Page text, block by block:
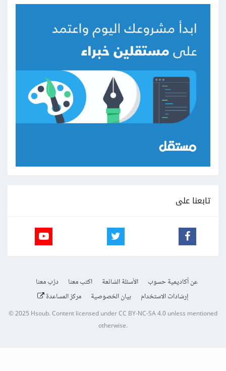
تابعنا على
عن أكاديمية حسوب الأسئلة الشائعة اكتب معنا
درّب معنا
إرشادات الاستخدام
بيان الخصوصية مركز المساعدة
© 2025 Hsoub.Content licensed underCC BY-NC-SA 4.0unless mentioned
otherwise.